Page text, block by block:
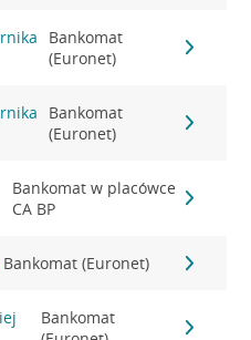
Bankomat
(Euronet)
Bankomat
(Euronet)
Bankomat w placówce
CA BP
Bankomat (Euronet)
Bankomat